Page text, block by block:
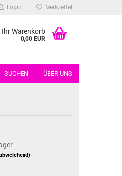
Login Merkzettel
Ihr Warenkorb
0,00 EUR
SUCHEN ÜBER UNS